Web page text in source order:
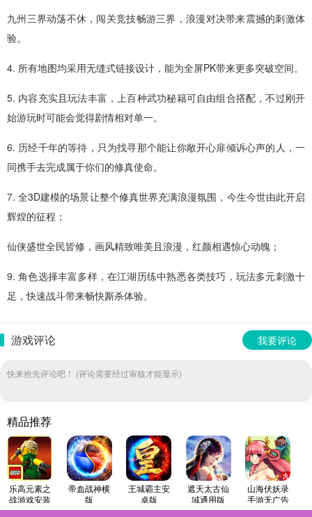
九州三界动荡不休，闯关竞技畅游三界，浪漫对决带来震撼的刺激体
验。
4. 所有地图均采用无缝式链接设计，能为全屏PK带来更多突破空间。
5. 内容充实且玩法丰富，上百种武功秘籍可自由组合搭配，不过刚开
始游玩时可能会觉得剧情相对单一。
6. 历经千年的等待，只为找寻那个能让你敞开心扉倾诉心声的人，一
同携手去完成属于你们的修真使命。
7. 全3D建模的场景让整个修真世界充满浪漫氛围，今生今世由此开启
辉煌的征程；
仙侠盛世全民皆修，画风精致唯美且浪漫，红颜相遇惊心动魄；
9. 角色选择丰富多样，在江湖历练中熟悉各类技巧，玩法多元刺激十
足，快速战斗带来畅快厮杀体验。
游戏评论 我要评论
快来抢先评论吧！ (评论需要经过审核才能显示)
精品推荐
乐高元素之
战游戏安装
包
帝血战神横
版
王城霸主安
卓版
遮天太古仙
域通用版
山海伏妖录
手游无广告
版